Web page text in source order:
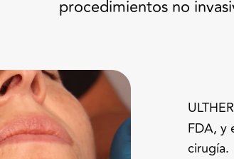
procedimientos no
FDA, y
cirugía.